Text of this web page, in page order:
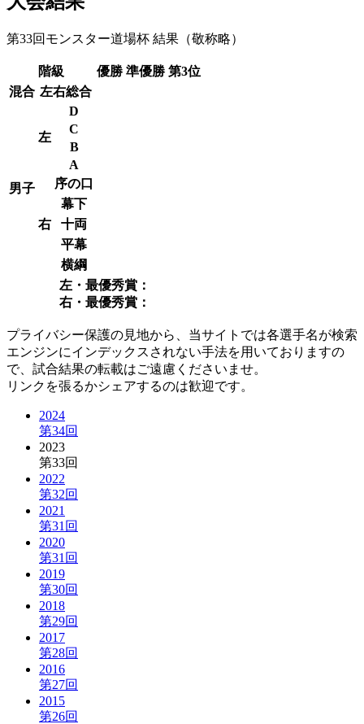
第33回モンスター道場杯 結果 （敬称略）
階級 優勝 準優勝 第3位
左・最優秀賞：
右・最優秀賞：
混合 左右総合
男子
左
D
C
B
A
右
序の口
幕下
十両
平幕
横綱
プライバシー保護の見地から、当サイトでは各選手名が検索
エンジンにインデックスされない手法を用いておりますの
で、試合結果の転載はご遠慮くださいませ。
リンクを張るかシェアするのは歓迎です。
2024
第34回
2023
第33回
2022
第32回
2021
第31回
2020
第31回
2019
第30回
2018
第29回
2017
第28回
2016
第27回
2015
第26回